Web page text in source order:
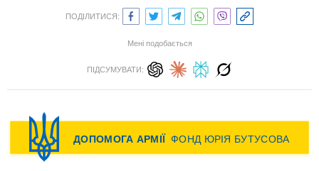
ПОДІЛИТИСЯ:
Мені подобається
ПІДСУМУВАТИ: